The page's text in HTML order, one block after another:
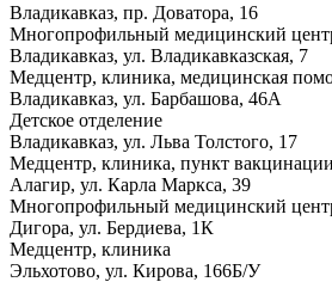
Владикавказ, пр. Доватора, 16
Многопрофильный медицинский
Владикавказ, ул. Владикавказская, 7
Медцентр, клиника, медицинская
Владикавказ, ул. Барбашова, 46А
Детское отделение
Владикавказ, ул. Льва Толстого, 17
Медцентр, клиника, пункт вакцинации
Алагир, ул. Карла Маркса, 39
Многопрофильный медицинский
Дигора, ул. Бердиева, 1К
Медцентр, клиника
Эльхотово, ул. Кирова, 166Б/У